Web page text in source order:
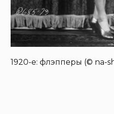
1920-е: флэпперы (© na-